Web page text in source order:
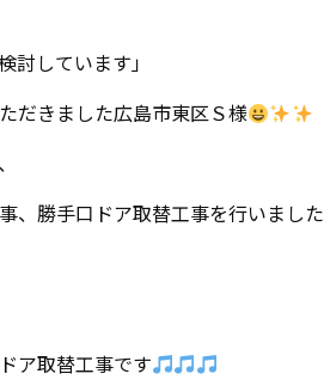
討しています」
だきました広島市東区Ｓ様
、勝手口ドア取替工事を行いました
ア取替工事です